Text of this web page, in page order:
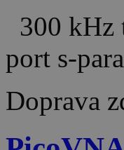
300 kHz
port s-
Doprava